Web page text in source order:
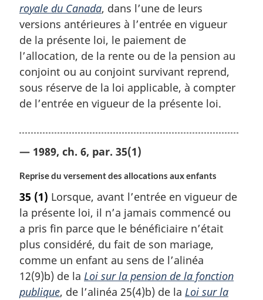
royale du Canada, dans l’une de leurs
versions antérieures à l’entrée en vigueur
de la présente loi, le paiement de
l’allocation, de la rente ou de la pension au
conjoint ou au conjoint survivant reprend,
sous réserve de la loi applicable, à compter
de l’entrée en vigueur de la présente loi.
— 1989, ch. 6, par. 35(1)
Reprise du versement des allocations aux enfants
35 (1) Lorsque, avant l’entrée en vigueur de
la présente loi, il n’a jamais commencé ou
a pris fin parce que le bénéficiaire n’était
plus considéré, du fait de son mariage,
comme un enfant au sens de l’alinéa
12(9)b) de la Loi sur la pension de la fonction
publique, de l’alinéa 25(4)b) de la Loi sur la